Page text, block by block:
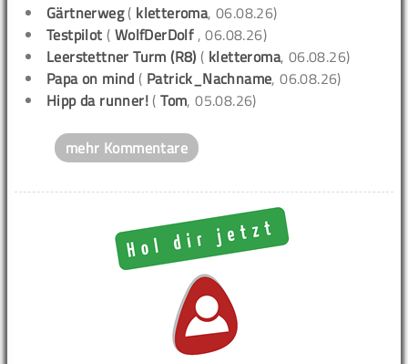
Gärtnerweg( kletteroma, 06.08.26)
Testpilot ( WolfDerDolf , 06.08.26)
Leerstettner Turm (R8) ( kletteroma, 06.08.26)
Papa on mind ( Patrick_Nachname, 06.08.26)
Hipp da runner! (Tom, 05.08.26)
mehr Kommentare